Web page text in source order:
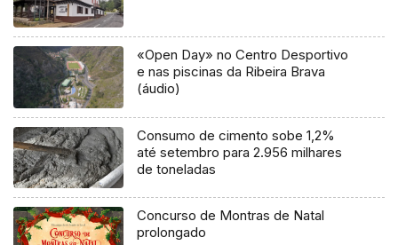
«Open Day» no Centro Desportivo
e nas piscinas da Ribeira Brava
(áudio)
Consumo de cimento sobe 1,2%
até setembro para 2.956 milhares
de toneladas
Concurso de Montras de Natal
prolongado